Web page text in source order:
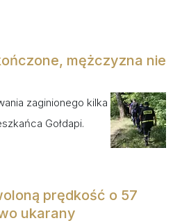
mężczyzna nie
zaginionego kilka
Gołdapi.
prędkość o 57
ukarany